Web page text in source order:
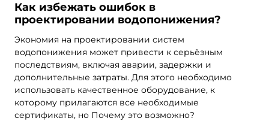
Как избежать ошибок в
проектировании водопонижения?
Экономия на проектировании систем
водопонижения может привести к серьёзным
последствиям, включая аварии, задержки и
дополнительные затраты. Для этого необходимо
использовать качественное оборудование, к
которому прилагаются все необходимые
сертификаты, но Почему это возможно?